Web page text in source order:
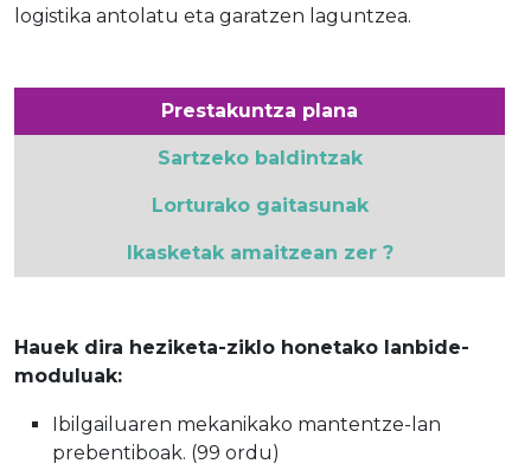
logistika antolatu eta garatzen laguntzea.
Prestakuntza plana
Sartzeko baldintzak
Lorturako gaitasunak
Ikasketak amaitzean zer ?
Hauek dira heziketa-ziklo honetako lanbide-
moduluak:
Ibilgailuaren mekanikako mantentze-lan
prebentiboak. (99 ordu)